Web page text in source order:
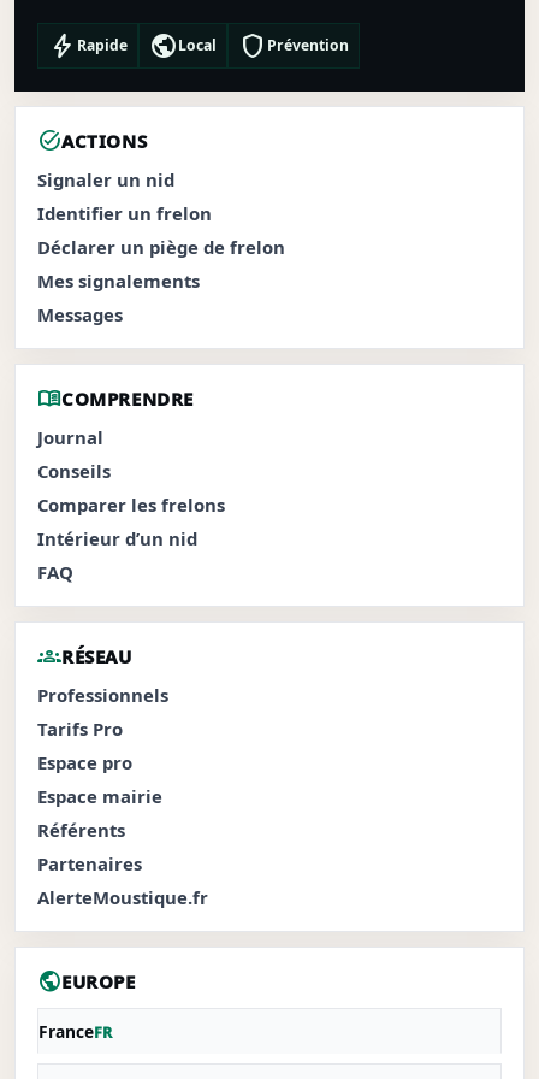
bolt Rapide publicLocal shield Prévention
task_altACTIONS
Signaler un nid
Identifier un frelon
Déclarer un piège de frelon
Mes signalements
Messages
menu_bookCOMPRENDRE
Journal
Conseils
Comparer les frelons
Intérieur d’un nid
FAQ
groupsRÉSEAU
Professionnels
Tarifs Pro
Espace pro
Espace mairie
Référents
Partenaires
AlerteMoustique.fr
publicEUROPE
FranceFR